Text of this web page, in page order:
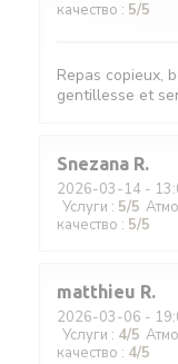
качество : 5/5
Repas copieux,
gentillesse et
Snezana R
2026-03-14 -
Услуги : 5/5
качество : 5/5
matthieu R
2026-03-06 -
Услуги : 4/5
качество : 4/5